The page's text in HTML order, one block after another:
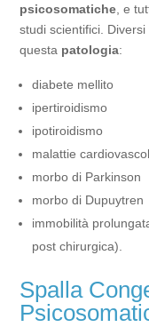
psicosomatiche , e
studi scientifici. Diversi
questa patologia:
diabete mellito
ipertiroidismo
ipotiroidismo
malattie
morbo di Parkinson
morbo di Dupuytren
immobilità
post chirurgica).
Spalla